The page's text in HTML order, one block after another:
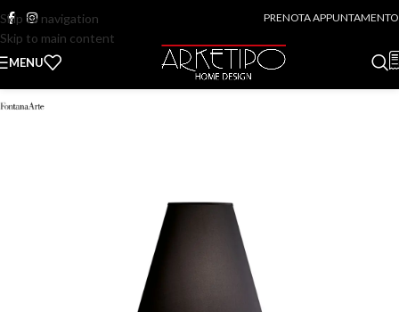
Skip to navigation
Skip to main content
PRENOTA APPUNTAMENTO
MENU